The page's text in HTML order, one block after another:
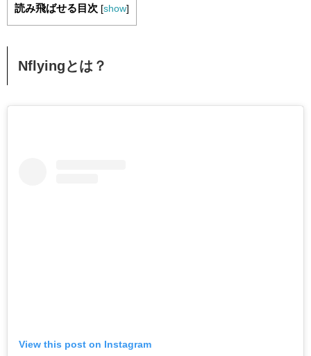
読み飛ばせる目次 [show]
Nflyingとは？
View this post on Instagram